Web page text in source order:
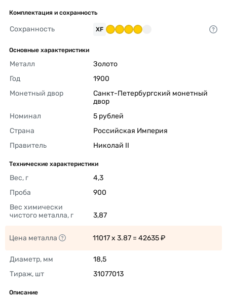
Комплектация и сохранность
Сохранность XF
Основные характеристики
Металл
Золото
Год
1900
Монетный двор
Санкт-Петербургский монетный
двор
Номинал
5 рублей
Страна
Российская Империя
Правитель
Николай II
Технические характеристики
Вес, г
4,3
Проба
900
Вес химически
чистого металла, г
3,87
Цена металла 11017 x 3.87 = 42635 ₽
Диаметр, мм
18,5
Тираж, шт
31077013
Описание